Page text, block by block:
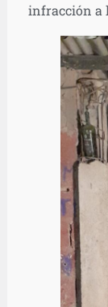
infracción a